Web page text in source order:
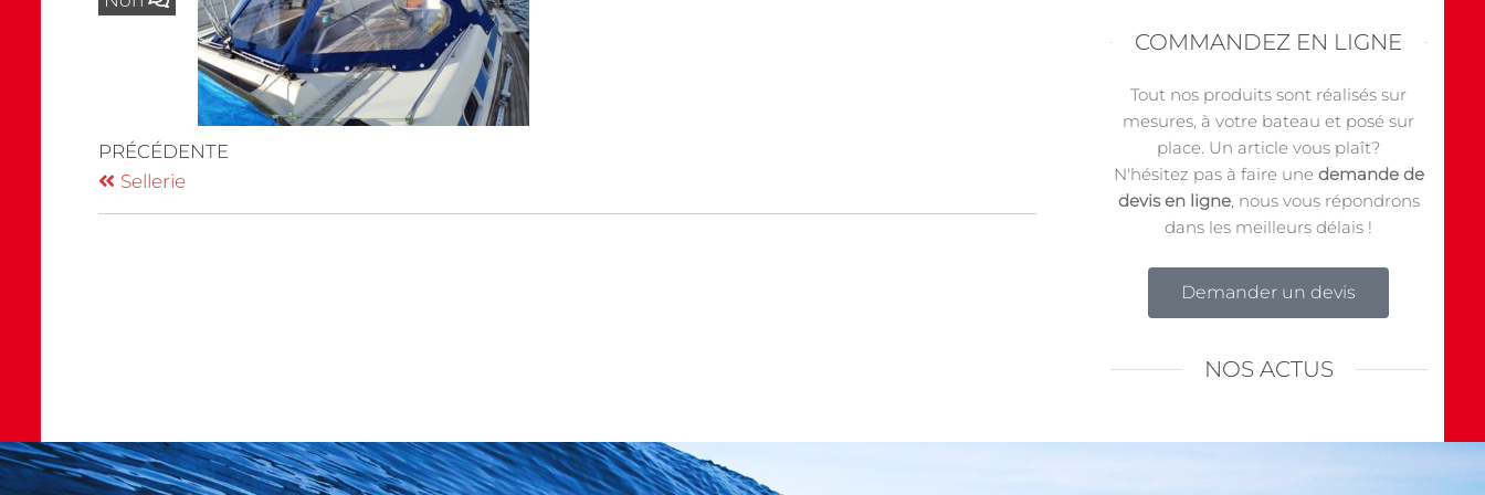
PRÉCÉDENTE
Sellerie
COMMANDEZ EN LIGNE
Tout nos produits sont réalisés sur
mesures, à votre bateau et posé sur
place. Un article vous plaît?
N'hésitez pas à faire une demande de
devis en ligne, nous vous répondrons
dans les meilleurs délais !
Demander un devis
NOS ACTUS